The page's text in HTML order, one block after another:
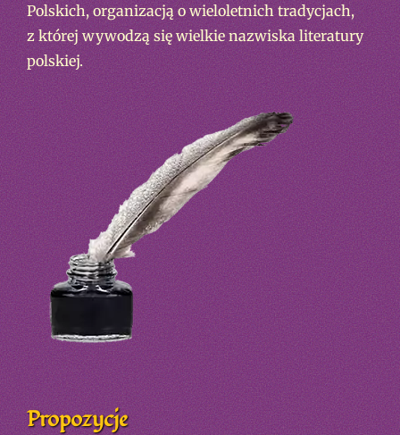
Polskich, organizacją o wieloletnich tradycjach,
z której wywodzą się wielkie nazwiska literatury
polskiej.
Propozycje